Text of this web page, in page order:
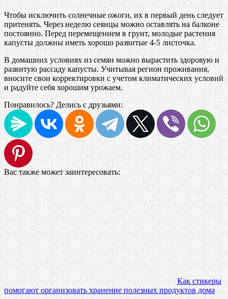
Чтобы исключить солнечные ожоги, их в первый день следует
притенять. Через неделю сеянцы можно оставлять на балконе
постоянно. Перед перемещением в грунт, молодые растения
капусты должны иметь хорошо развитые 4-5 листочка.
В домашних условиях из семян можно вырастить здоровую и
развитую рассаду капусты. Учитывая регион проживания,
вносите свои корректировки с учетом климатических условий
и радуйте себя хорошим урожаем.
Понравилось? Делись с друзьями:
Вас также может заинтересовать:
Как стикеры
помогают организовать хранение полезных продуктов дома